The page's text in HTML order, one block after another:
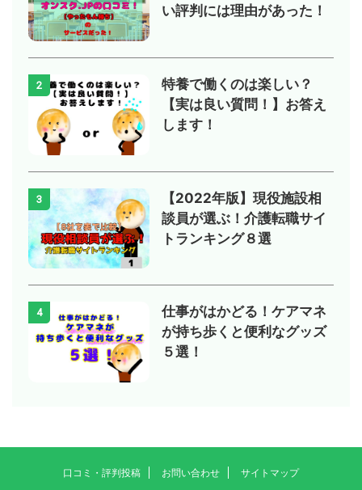
い評判には理由があった！
2
特養で働くのは楽しい？
【実は良い質問！】お答え
します！
3
【2022年版】現役施設相
談員が選ぶ！介護転職サイ
トランキング８選
4
仕事がはかどる！ケアマネ
が持ち歩くと便利なグッズ
５選！
口コミ・評判投稿 お問い合わせ サイトマップ